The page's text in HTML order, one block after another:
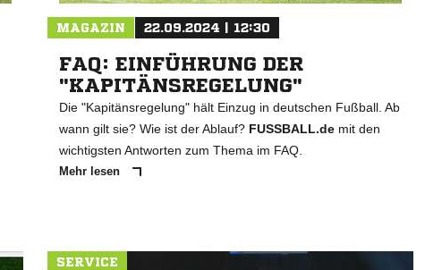
MAGAZIN 22.09.2024 | 12:30
FAQ: EINFÜHRUNG DER
"KAPITÄNSREGELUNG"
Die "Kapitänsregelung" hält Einzug in deutschen Fußball. Ab
wann gilt sie? Wie ist der Ablauf? FUSSBALL.de mit den
wichtigsten Antworten zum Thema im FAQ.
Mehr lesen
SERVICE